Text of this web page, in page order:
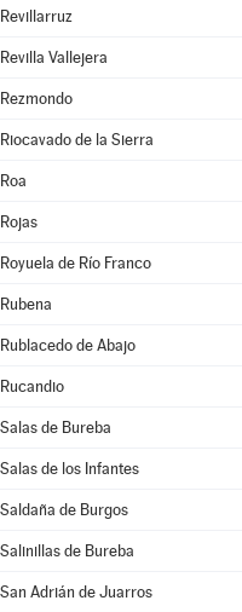
Revillarruz
Revilla Vallejera
Rezmondo
Riocavado de la Sierra
Roa
Rojas
Royuela de Río Franco
Rubena
Rublacedo de Abajo
Rucandio
Salas de Bureba
Salas de los Infantes
Saldaña de Burgos
Salinillas de Bureba
San Adrián de Juarros